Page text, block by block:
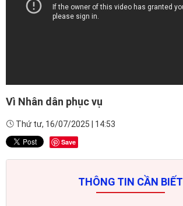
Vì Nhân dân phục vụ
Thứ tư, 16/07/2025 | 14:53
Save
THÔNG TIN CẦN BIẾT